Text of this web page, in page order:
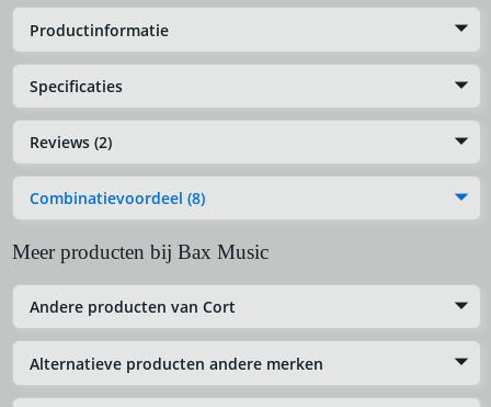
Productinformatie
Specificaties
Reviews (2)
Combinatievoordeel (8)
Meer producten bij Bax Music
Andere producten van Cort
Alternatieve producten andere merken